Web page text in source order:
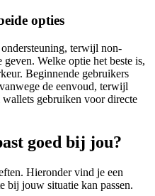
opties
terwijl non-
Welke optie het beste is,
Beginnende gebruikers
de eenvoud, terwijl
gebruiken voor directe
goed bij jou?
Hieronder vind je een
bij jouw situatie kan passen.